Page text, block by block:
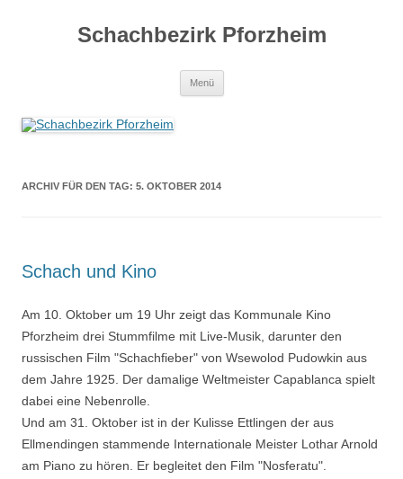
Schachbezirk Pforzheim
Menü
ARCHIV FÜR DEN TAG: 5. OKTOBER 2014
Schach und Kino
Am 10. Oktober um 19 Uhr zeigt das Kommunale Kino
Pforzheim drei Stummfilme mit Live-Musik, darunter den
russischen Film "Schachfieber" von Wsewolod Pudowkin aus
dem Jahre 1925. Der damalige Weltmeister Capablanca spielt
dabei eine Nebenrolle.
Und am 31. Oktober ist in der Kulisse Ettlingen der aus
Ellmendingen stammende Internationale Meister Lothar Arnold
am Piano zu hören. Er begleitet den Film "Nosferatu".